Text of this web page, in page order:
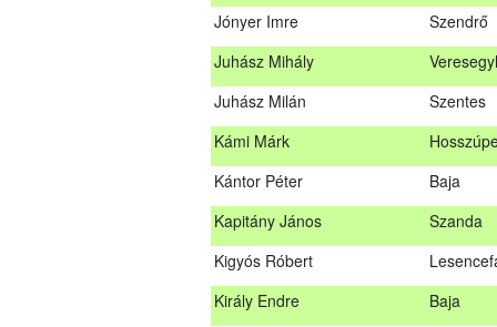
Jónyer Imre
Szendrő
Juhász Mihály
Juhász Milán
Szentes
Kámi Márk
Kántor Péter
Baja
Kapitány János
Szanda
Kigyós Róbert
Király Endre
Baja
Janik Gergely Kálmán
Jónyer Imre
Szendrő
Juhász Mihály
Juhász Milán
Szentes
Kámi Márk
Kántor Péter
Baja
Kapitány János
Szanda
Kigyós Róbert